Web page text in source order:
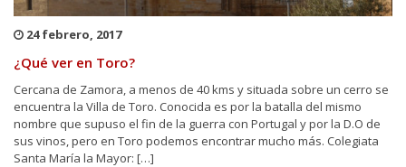
24 febrero, 2017
¿Qué ver en Toro?
Cercana de Zamora, a menos de 40 kms y situada sobre un cerro se
encuentra la Villa de Toro. Conocida es por la batalla del mismo
nombre que supuso el fin de la guerra con Portugal y por la D.O de
sus vinos, pero en Toro podemos encontrar mucho más. Colegiata
Santa María la Mayor: […]